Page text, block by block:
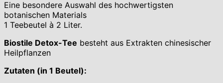
Eine besondere Auswahl des hochwertigsten
botanischen Materials
1 Teebeutel à 2 Liter.
Biostile Detox-Tee besteht aus Extrakten chinesischer
Heilpflanzen
Zutaten (in 1 Beutel):